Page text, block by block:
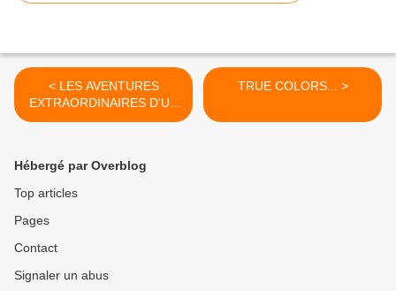
< LES AVENTURES
EXTRAORDINAIRES D'UN
APPRENTI DETECTIVE
TRUE COLORS... >
Hébergé par Overblog
Top articles
Pages
Contact
Signaler un abus